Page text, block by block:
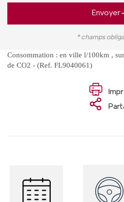
Envoyer
* champs
Consommation : en ville l/100km ,
de CO2 - (Ref. FL9040061)